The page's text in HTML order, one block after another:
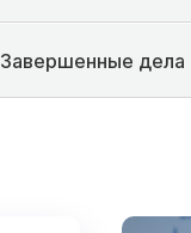
Завершенные дела